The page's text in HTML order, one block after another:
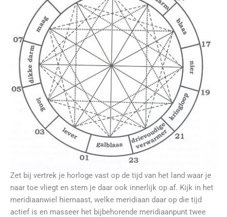
Zet bij vertrek je horloge vast op de tijd van het land waar je
naar toe vliegt en stem je daar ook innerlijk op af. Kijk in het
meridiaanwiel hiernaast, welke meridiaan daar op die tijd
actief is en masseer het bijbehorende meridiaanpunt twee